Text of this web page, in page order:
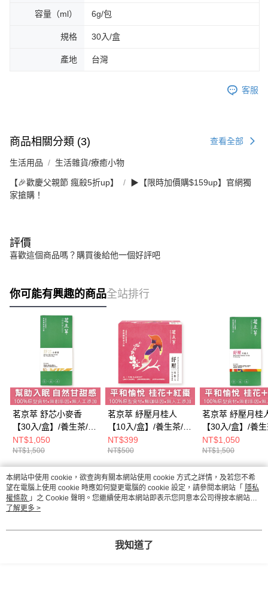
容量（ml） 6g/包
規格 30入/盒
產地 台灣
客服
商品相關分類 (3) 查看全部
生活用品 生活雜貨/療癒小物
【🎉歡慶父親節 瘋殺5折up】
▶【限時加價購$159up】官網獨
家搶購！
評價
喜歡這個商品嗎？購買後給他一個好評吧
你可能有興趣的商品全站排行
茗京萃 舒芯小麥香
【30入/盒】/養生茶/機
能茶/養生飲
NT$1,050
NT$1,500
茗京萃 紓壓月桂人
【10入/盒】/養生茶/機
能茶/養生飲
NT$399
NT$500
茗京萃 紓壓月桂
【30入/盒】/養
能茶/養生飲
NT$1,050
NT$1,500
熱門標籤
本網站中使用 cookie，欲查詢有關本網站使用 cookie 方式之詳情，及若您不希
望在電腦上使用 cookie 時應如何變更電腦的 cookie 設定，請參閱本網站「 隱私
權條款 」之 Cookie 聲明。您繼續使用本網站即表示您同意本公司得按本網站使
用條款之 Cookie 聲明使用 cookie。
了解更多 >
我知道了